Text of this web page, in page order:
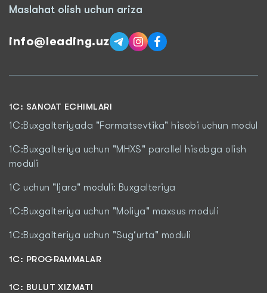
Maslahat olish uchun ariza
info@leading.uz
1C: SANOAT ECHIMLARI
1C:Buxgalteriyada "Farmatsevtika" hisobi uchun modul
1C:Buxgalteriya uchun "MHXS" parallel hisobga olish
moduli
1C uchun "Ijara" moduli: Buxgalteriya
1C:Buxgalteriya uchun "Moliya" maxsus moduli
1C:Buxgalteriya uchun "Sug‘urta" moduli
1С: PROGRAMMALAR
1C: BULUT XIZMATI